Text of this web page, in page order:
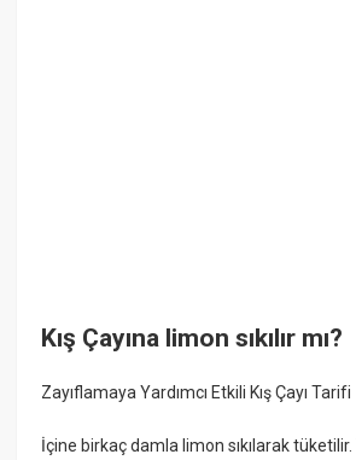
Kış Çayına limon sıkılır mı?
Zayıflamaya Yardımcı Etkili Kış Çayı Tarifi
İçine birkaç damla limon sıkılarak